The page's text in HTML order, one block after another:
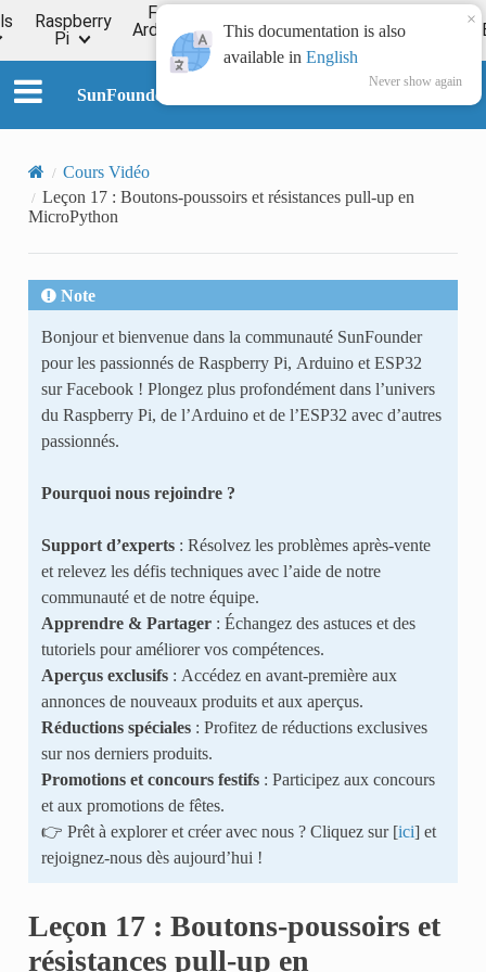
Raspberry
Pi
For
Arduino
ESP32
Online
Tutorial
Forum
SunFounder Kepler Kit for Raspberry Pi Pico W
Cours Vidéo
Leçon 17 : Boutons-poussoirs et résistances pull-up en
MicroPython
Note
Bonjour et bienvenue dans la communauté SunFounder
pour les passionnés de Raspberry Pi, Arduino et ESP32
sur Facebook ! Plongez plus profondément dans l’univers
du Raspberry Pi, de l’Arduino et de l’ESP32 avec d’autres
passionnés.
Pourquoi nous rejoindre ?
Support d’experts: Résolvez les problèmes après-vente
et relevez les défis techniques avec l’aide de notre
communauté et de notre équipe.
Apprendre & Partager: Échangez des astuces et des
tutoriels pour améliorer vos compétences.
Aperçus exclusifs: Accédez en avant-première aux
annonces de nouveaux produits et aux aperçus.
Réductions spéciales: Profitez de réductions exclusives
sur nos derniers produits.
Promotions et concours festifs: Participez aux concours
et aux promotions de fêtes.
👉 Prêt à explorer et créer avec nous ? Cliquez sur [ici] et
rejoignez-nous dès aujourd’hui !
Leçon 17 : Boutons-poussoirs et
résistances pull-up en
This documentation is also
available in English
Never show again
×